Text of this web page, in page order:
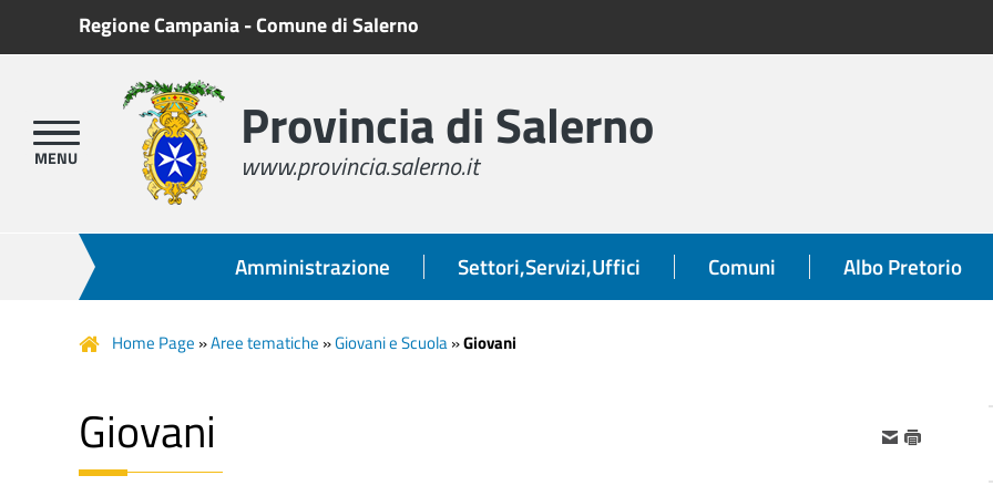
Regione Campania-Comune di Salerno
Provincia di Salerno
www.provincia.salerno.it
Amministrazione Settori,Servizi,Uffici Comuni Albo Pretorio
Home Page »Aree tematiche »Giovani e Scuola»Giovani
Giovani